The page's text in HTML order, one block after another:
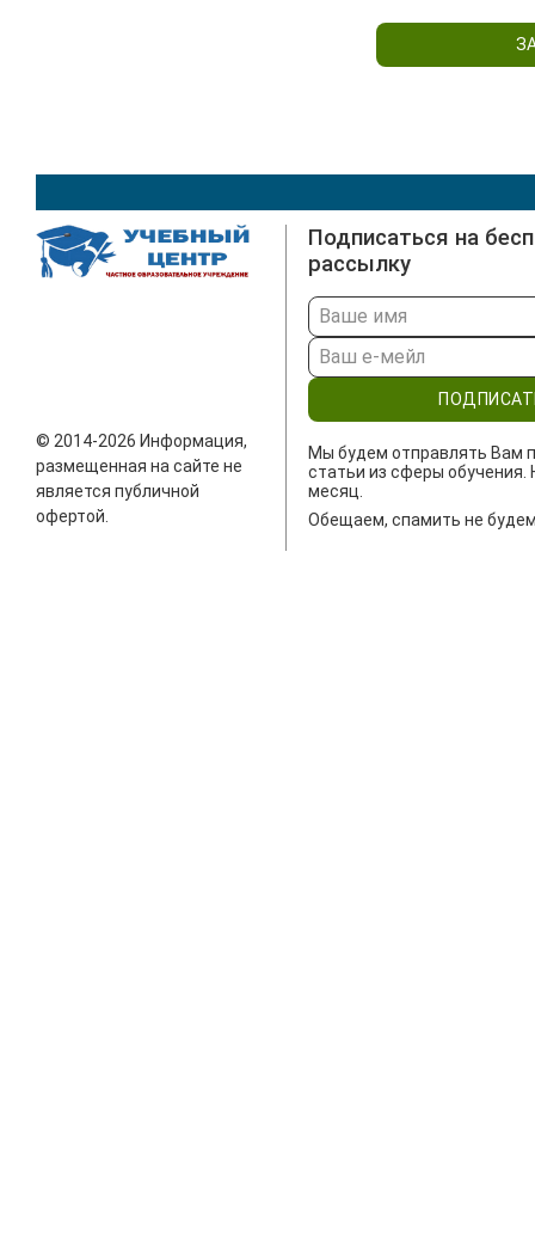
© 2014-2026 Информация,
размещенная на сайте не
является публичной
офертой.
Подписаться на
рассылку
Мы будем отправлять Вам
статьи из сферы обучения.
месяц.
Обещаем, спамить не